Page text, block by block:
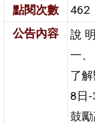
點閱次數
462
公告內容
說
一
了
8日-
鼓